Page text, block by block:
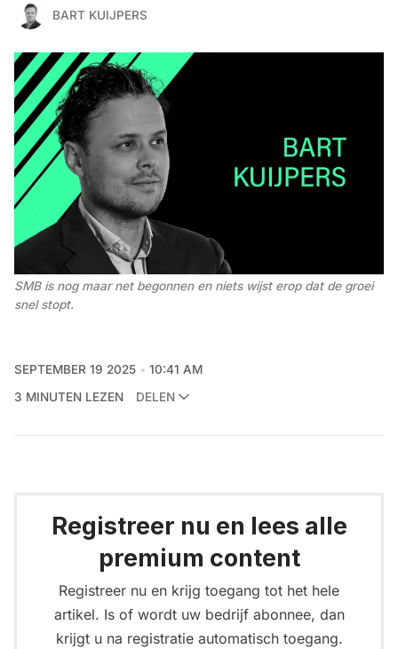
BART KUIJPERS
SMB is nog maar net begonnen en niets wijst erop dat de groei
snel stopt.
SEPTEMBER 19 2025
10:41 AM
3 MINUTEN LEZEN
DELEN
Registreer nu en lees alle
premium content
Registreer nu en krijg toegang tot het hele
artikel. Is of wordt uw bedrijf abonnee, dan
krijgt u na registratie automatisch toegang.